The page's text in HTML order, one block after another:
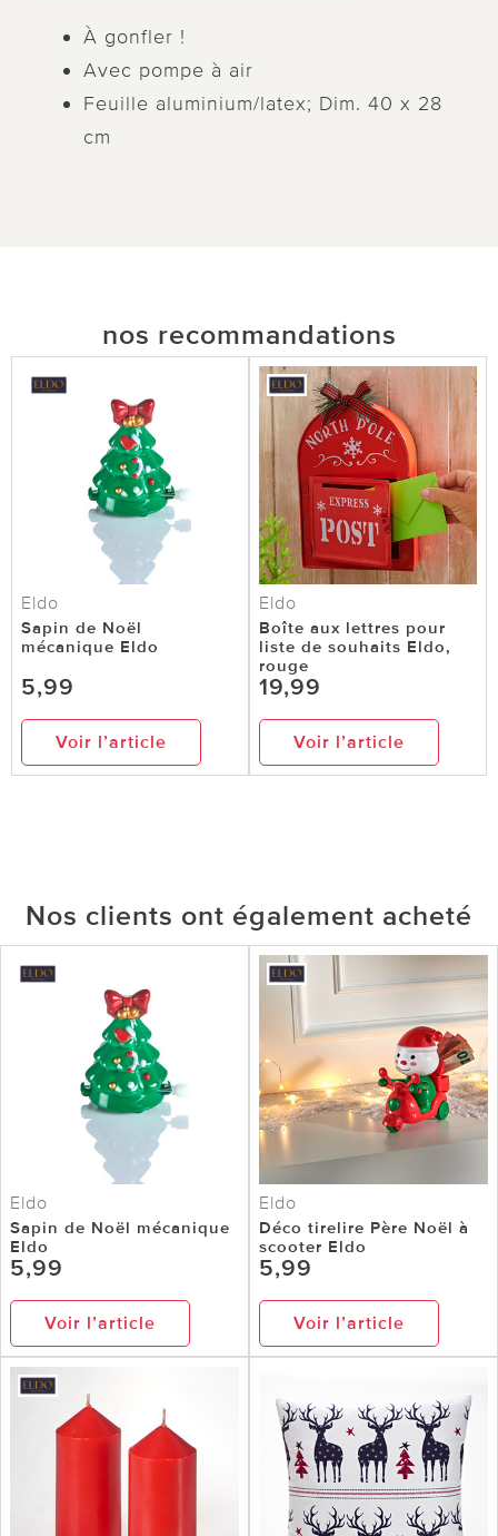
À gonfler !
Avec pompe à air
Feuille aluminium/latex; Dim. 40 x 28
cm
nos recommandations
Eldo
Sapin de Noël
mécanique Eldo
5,99
Voir l’article
Eldo
Boîte aux lettres pour
liste de souhaits Eldo,
rouge
19,99
Voir l’article
Nos clients ont également acheté
Eldo
Sapin de Noël mécanique
Eldo
5,99
Voir l’article
Eldo
Déco tirelire Père Noël à
scooter Eldo
5,99
Voir l’article